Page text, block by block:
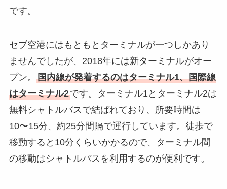
です。
セブ空港にはもともとターミナルが一つしかあり
ませんでしたが、2018年には新ターミナルがオー
プン。 国内線が発着するのはターミナル1、国際線
はターミナル2です。ターミナル1とターミナル2は
無料シャトルバスで結ばれており、所要時間は
10〜15分、約25分間隔で運行しています。徒歩で
移動すると10分くらいかかるので、ターミナル間
の移動はシャトルバスを利用するのが便利です。